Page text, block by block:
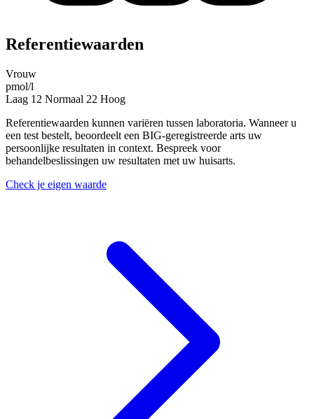
Referentiewaarden
Vrouw
pmol/l
Laag 12 Normaal 22 Hoog
Referentiewaarden kunnen variëren tussen laboratoria. Wanneer u
een test bestelt, beoordeelt een BIG-geregistreerde arts uw
persoonlijke resultaten in context. Bespreek voor
behandelbeslissingen uw resultaten met uw huisarts.
Check je eigen waarde